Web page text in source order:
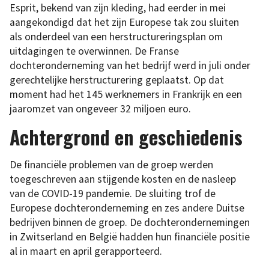
Esprit, bekend van zijn kleding, had eerder in mei
aangekondigd dat het zijn Europese tak zou sluiten
als onderdeel van een herstructureringsplan om
uitdagingen te overwinnen. De Franse
dochteronderneming van het bedrijf werd in juli onder
gerechtelijke herstructurering geplaatst. Op dat
moment had het 145 werknemers in Frankrijk en een
jaaromzet van ongeveer 32 miljoen euro.
Achtergrond en geschiedenis
De financiële problemen van de groep werden
toegeschreven aan stijgende kosten en de nasleep
van de COVID-19 pandemie. De sluiting trof de
Europese dochteronderneming en zes andere Duitse
bedrijven binnen de groep. De dochterondernemingen
in Zwitserland en België hadden hun financiële positie
al in maart en april gerapporteerd.